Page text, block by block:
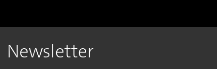
Newsletter